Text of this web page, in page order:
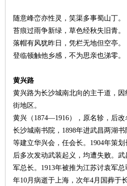
随意峰峦亦性灵，笑渠多事蜀山丁。
苔痕过雨争新绿，草色经秋失旧青。
落帽有风犹昨日，凭栏无地但空亭。
登临顿触他乡感，不为思亲也涕零。
黄兴路
黄兴路为长沙城南北向的主干道，
街地区。
黄兴（ 1874—1916），原名轸，后
长沙城南书院，1898年进武昌两湖
等建立华兴会，任会长。1904年策
后多次发动武装起义，均遭失败。
军总长。1913年被推为江苏讨袁军
年10月病逝于上海，次年4月国葬于